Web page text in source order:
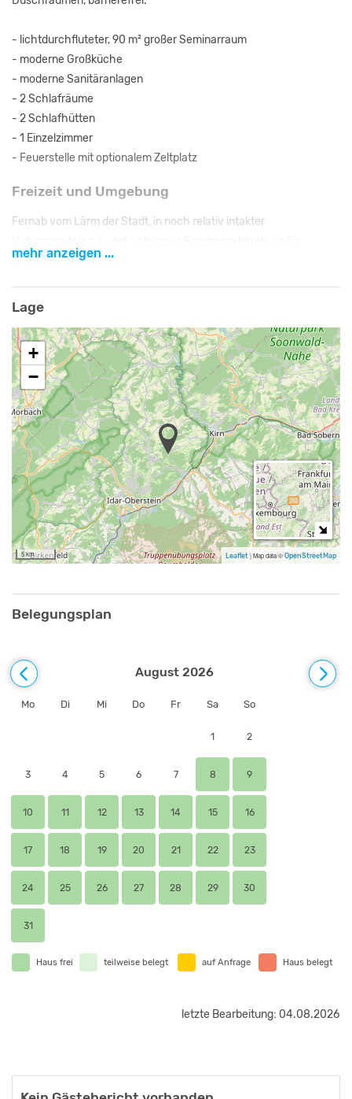
- lichtdurchfluteter, 90 m² großer Seminarraum
- moderne Großküche
- moderne Sanitäranlagen
- 2 Schlafräume
- 2 Schlafhütten
- 1 Einzelzimmer
- Feuerstelle mit optionalem Zeltplatz
Freizeit und Umgebung
Fernab vom Lärm der Stadt, in noch relativ intakter
Seminare aller Art, Tagungen, Firmenausflüge, Klassenfahrten
Wanderungen in herrlicher Landschaft.
Hier kann man nachts den vollen Sternenhimmel sehen und sich
Fuchs und Hase gute Nacht sagen hören...
Für Edelsteinliebhaber:innen bietet die Stadt Idar Oberstein einen
Schatz an Geschichtsvermittlung und Erlebnissen.
Der Nationalpark Hunsrück-Hochwald erstreckt sich quasi vor der
Haustür und lockt mit Begegnungen mit Natur und
Kulturgeschichte.
mehr anzeigen ...
Lage
+
−
5 km Leaflet|Map data ©OpenStreetMap
Belegungsplan
August 2026
Mo Di Mi Do Fr Sa So
1 2
3 4 5 6 7 8 9
10 11 12 13 14 15 16
17 18 19 20 21 22 23
24 25 26 27 28 29 30
31
Haus frei teilweise belegt auf Anfrage Haus belegt
letzte Bearbeitung: 04.08.2026